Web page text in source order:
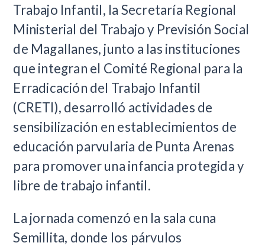
Trabajo Infantil, la Secretaría Regional
Ministerial del Trabajo y Previsión Social
de Magallanes, junto a las instituciones
que integran el Comité Regional para la
Erradicación del Trabajo Infantil
(CRETI), desarrolló actividades de
sensibilización en establecimientos de
educación parvularia de Punta Arenas
para promover una infancia protegida y
libre de trabajo infantil.
La jornada comenzó en la sala cuna
Semillita, donde los párvulos